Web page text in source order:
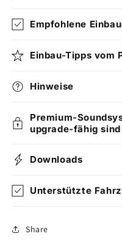
Empfohlene
Einbau-Tipps vom
Hinweise
Premium-
upgrade-fähig sind
Downloads
Unterstützte
Share